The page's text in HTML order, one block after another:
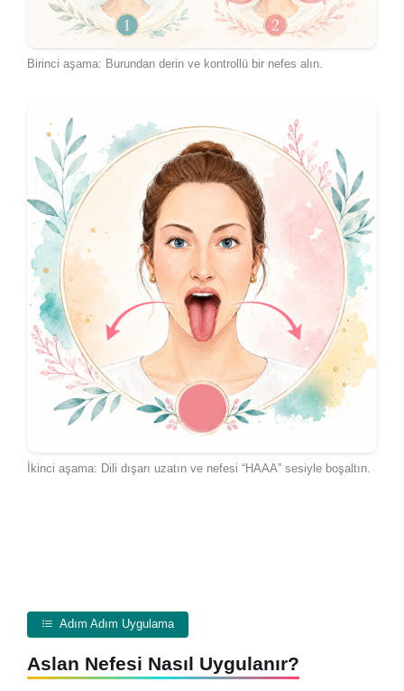
Birinci aşama: Burundan derin ve kontrollü bir nefes alın.
İkinci aşama: Dili dışarı uzatın ve nefesi “HAAA” sesiyle boşaltın.
Adım Adım Uygulama
Aslan Nefesi Nasıl Uygulanır?